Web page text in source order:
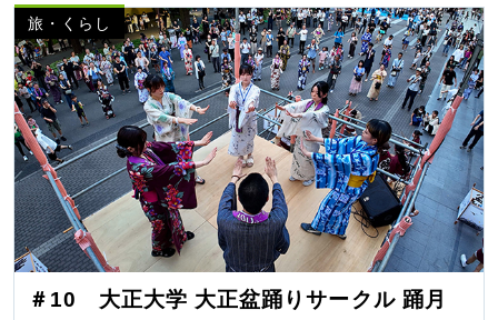
旅・くらし
＃10 大正大学 大正盆踊りサークル 踊月